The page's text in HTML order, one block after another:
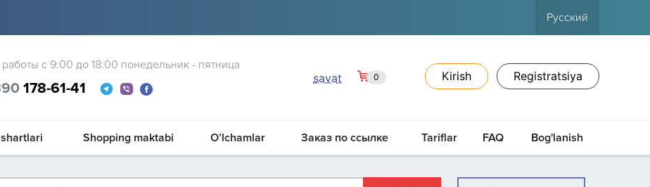
Русский
с 9:00 до 18:00 понедельник - пятница
178-61-41
savat 0 Kirish Registratsiya
Shopping maktabi O’lchamlar Заказ по ссылке Tariflar FAQ Bog'lanish